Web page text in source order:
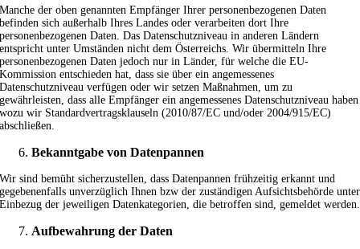
Manche der oben genannten Empfänger Ihrer personenbezogenen Daten
befinden sich außerhalb Ihres Landes oder verarbeiten dort Ihre
personenbezogenen Daten. Das Datenschutzniveau in anderen Ländern
entspricht unter Umständen nicht dem Österreichs. Wir übermitteln Ihre
personenbezogenen Daten jedoch nur in Länder, für welche die EU-
Kommission entschieden hat, dass sie über ein angemessenes
Datenschutzniveau verfügen oder wir setzen Maßnahmen, um zu
gewährleisten, dass alle Empfänger ein angemessenes Datenschutzniveau haben
wozu wir Standardvertragsklauseln (2010/87/EC und/oder 2004/915/EC)
abschließen.
Bekanntgabe von Datenpannen
Wir sind bemüht sicherzustellen, dass Datenpannen frühzeitig erkannt und
gegebenenfalls unverzüglich Ihnen bzw der zuständigen Aufsichtsbehörde unter
Einbezug der jeweiligen Datenkategorien, die betroffen sind, gemeldet werden.
Aufbewahrung der Daten